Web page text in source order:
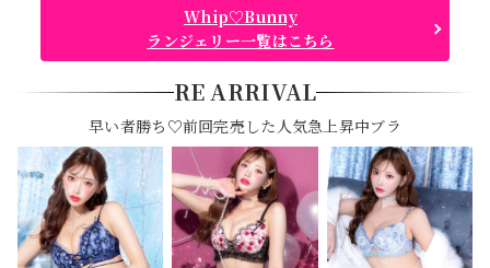
イーンローズビジュー
orts / スウィートシャ
ギーニットショーツ
ールピオニーブラ＆シ
ョーツ[推し]
Whip♡Bunny
ランジェリー一覧はこちら
RE ARRIVAL
早い者勝ち♡前回完売した人気急上昇中ブラ